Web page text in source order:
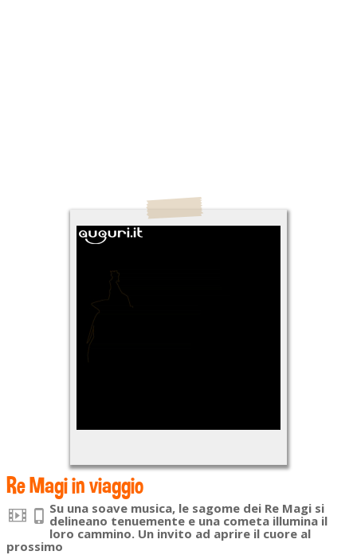
Re Magi in viaggio
Su una soave musica, le sagome dei Re Magi si
delineano tenuemente e una cometa illumina il
loro cammino. Un invito ad aprire il cuore al
prossimo